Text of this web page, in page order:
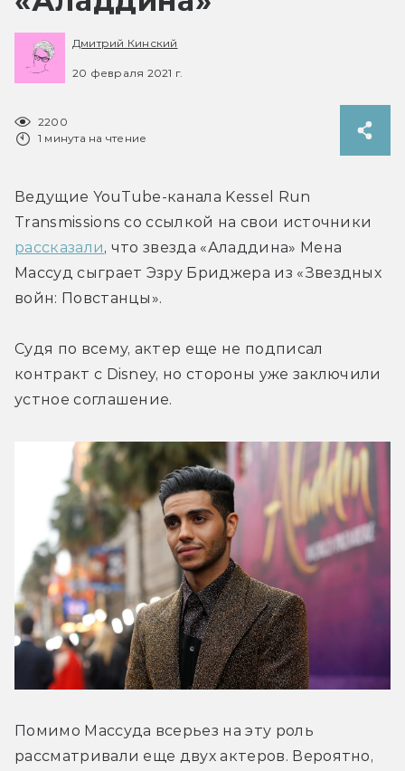
Дмитрий Кинский
20 февраля 2021 г.
2200
1 минута на чтение
Ведущие YouTube-канала Kessel Run
рассказали, что звезда «Аладдина» Мена
Массуд сыграет Эзру Бриджера из «Звездных
войн: Повстанцы».
Судя по всему, актер еще не подписал
контракт с Disney, но стороны уже заключили
устное соглашение.
Помимо Массуда всерьез на эту роль
рассматривали еще двух актеров. Вероятно,